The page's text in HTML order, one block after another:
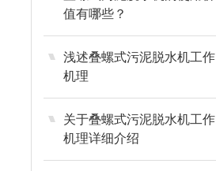
值有哪些？
浅述叠螺式污泥脱水机工作
机理
关于叠螺式污泥脱水机工作
机理详细介绍